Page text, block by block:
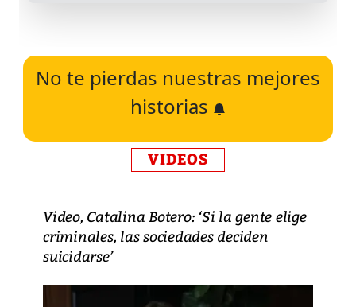
No te pierdas nuestras mejores
historias
VIDEOS
Video, Catalina Botero: ‘Si la gente elige
criminales, las sociedades deciden
suicidarse’